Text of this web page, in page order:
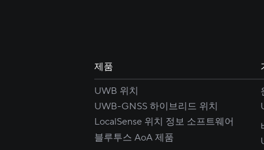
제품
UWB 위치
UWB-GNSS 하이브리드 위치
LocalSense 위치 정보 소프트웨어
블루투스 AoA 제품